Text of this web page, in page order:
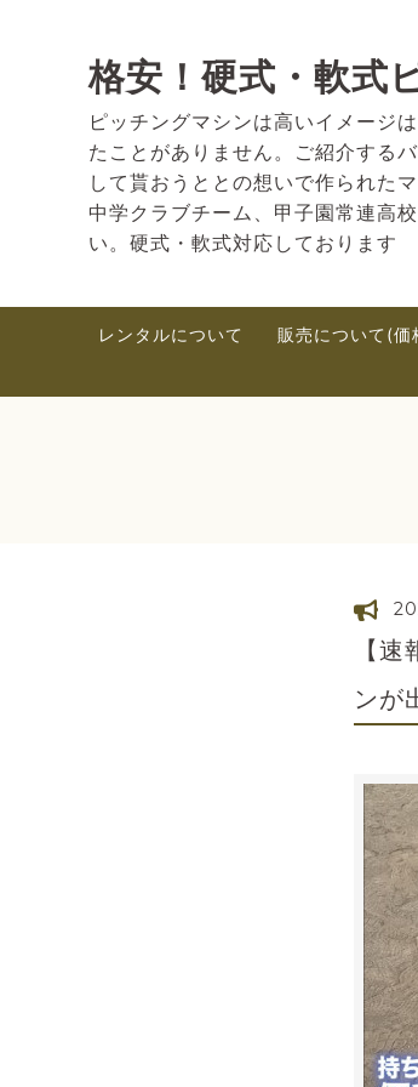
格安！硬式・軟式
ピッチングマシンは高いイメージ
たことがありません。ご紹介する
して貰おうととの想いで作られた
中学クラブチーム、甲子園常連高
い。硬式・軟式対応しております
レンタルについて 販売について(価
【
ンが